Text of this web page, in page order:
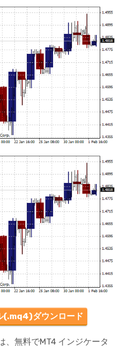
にする方法
(.mq4)ダウンロード
、無料でMT4 インジケータ